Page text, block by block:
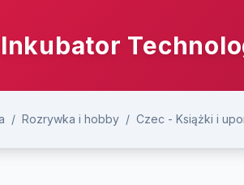
/ Rozrywka i hobby / Czec - Książki i